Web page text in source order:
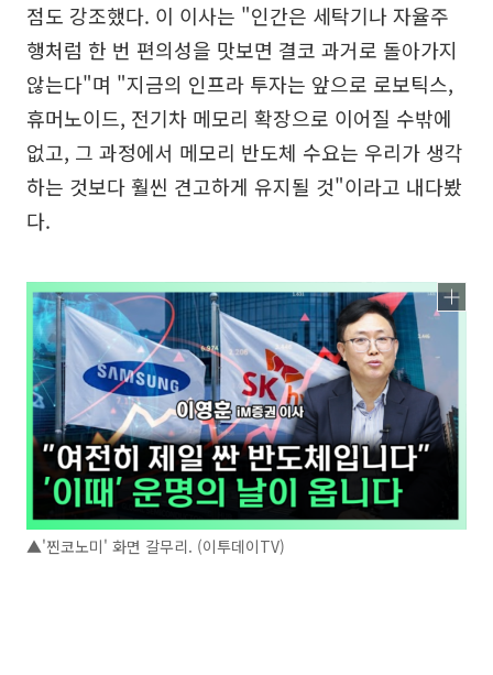
점도 강조했다. 이 이사는 "인간은 세탁기나 자율주
행처럼 한 번 편의성을 맛보면 결코 과거로 돌아가지
않는다"며 "지금의 인프라 투자는 앞으로 로보틱스,
휴머노이드, 전기차 메모리 확장으로 이어질 수밖에
없고, 그 과정에서 메모리 반도체 수요는 우리가 생각
하는 것보다 훨씬 견고하게 유지될 것"이라고 내다봤
다.
▲'찐코노미' 화면 갈무리. (이투데이TV)